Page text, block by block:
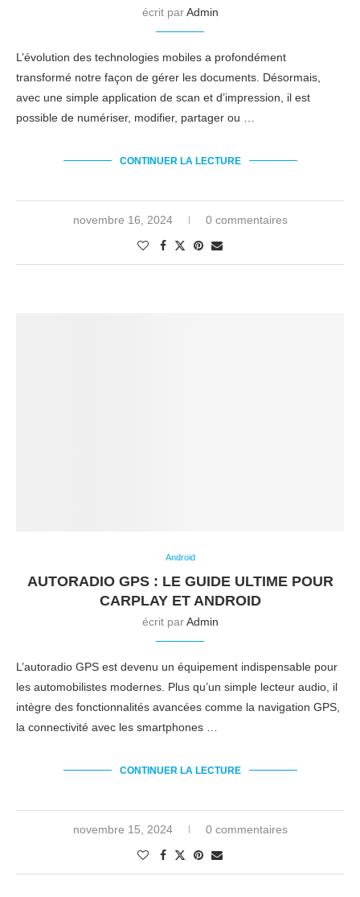
écrit parAdmin
L’évolution des technologies mobiles a profondément
transformé notre façon de gérer les documents. Désormais,
avec une simple application de scan et d’impression, il est
possible de numériser, modifier, partager ou …
CONTINUER LA LECTURE
novembre 16, 2024 0 commentaires
Android
AUTORADIO GPS : LE GUIDE ULTIME POUR
CARPLAY ET ANDROID
écrit parAdmin
L’autoradio GPS est devenu un équipement indispensable pour
les automobilistes modernes. Plus qu’un simple lecteur audio, il
intègre des fonctionnalités avancées comme la navigation GPS,
la connectivité avec les smartphones …
CONTINUER LA LECTURE
novembre 15, 2024 0 commentaires